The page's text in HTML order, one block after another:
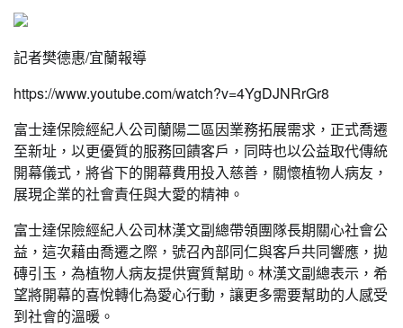
記者樊德惠/宜蘭報導
https://www.youtube.com/watch?v=4YgDJNRrGr8
富士達保險經紀人公司蘭陽二區因業務拓展需求，正式喬遷
至新址，以更優質的服務回饋客戶，同時也以公益取代傳統
開幕儀式，將省下的開幕費用投入慈善，關懷植物人病友，
展現企業的社會責任與大愛的精神。
富士達保險經紀人公司林漢文副總帶領團隊長期關心社會公
益，這次藉由喬遷之際，號召內部同仁與客戶共同響應，拋
磚引玉，為植物人病友提供實質幫助。林漢文副總表示，希
望將開幕的喜悅轉化為愛心行動，讓更多需要幫助的人感受
到社會的溫暖。